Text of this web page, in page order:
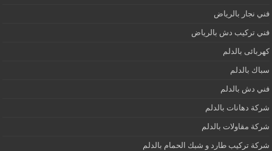
فني نجار بالرياض
فني تركيب دش بالرياض
كهربائى بالدلم
سباك بالدلم
فني دش بالدلم
شركة دهانات بالدلم
شركة مقاولات بالدلم
شركة تركيب طارد و شبك الحمام بالدلم